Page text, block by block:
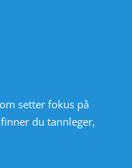
setter fokus på
du tannleger,